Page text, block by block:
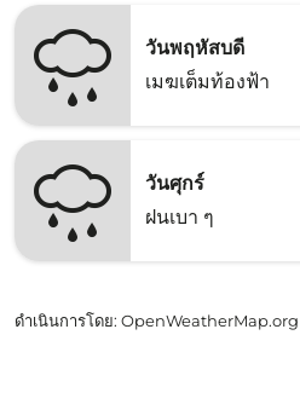
วันพฤหัสบดี
เมฆเต็มท้องฟ้า
วันศุกร์
ฝนเบา ๆ
ดำเนินการโดย: OpenWeatherMap.org